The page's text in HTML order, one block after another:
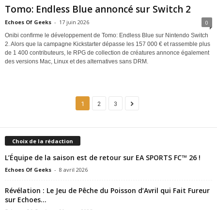
Tomo: Endless Blue annoncé sur Switch 2
Echoes Of Geeks - 17 juin 2026 0
Onibi confirme le développement de Tomo: Endless Blue sur Nintendo Switch
2. Alors que la campagne Kickstarter dépasse les 157 000 € et rassemble plus
de 1 400 contributeurs, le RPG de collection de créatures annonce également
des versions Mac, Linux et des alternatives sans DRM.
1 2 3
Choix de la rédaction
L’Équipe de la saison est de retour sur EA SPORTS FC™ 26 !
Echoes Of Geeks - 8 avril 2026
Révélation : Le Jeu de Pêche du Poisson d’Avril qui Fait Fureur
sur Echoes...